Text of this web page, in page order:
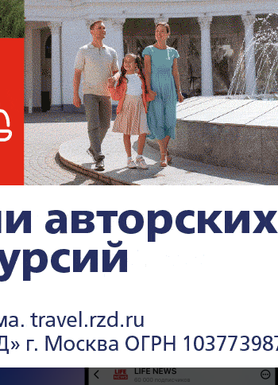
капремонтом и списанием
долгов
самых распространённых ошибок
сайты через аккаунты соцсетей.После
может сохранить доступ к личным
регулярно проверять настройки
или давно забытые подключения.
происшествиях и судебных делах —
на Life.ru.